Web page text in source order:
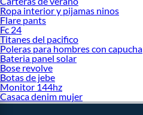
Ropa interior y pijamas ninos
Flare pants
Fc 24
Titanes del pacifico
Poleras para hombres con capucha
Bateria panel solar
Bose revolve
Botas de jebe
Monitor 144hz
Casaca denim mujer